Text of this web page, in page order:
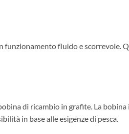
fluido e scorrevole.
di ricambio in grafite. La bobina
in base alle esigenze di pesca.